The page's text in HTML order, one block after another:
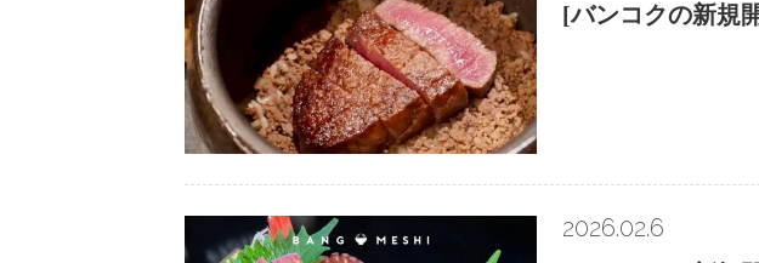
[バンコクの新規
2026.02.6